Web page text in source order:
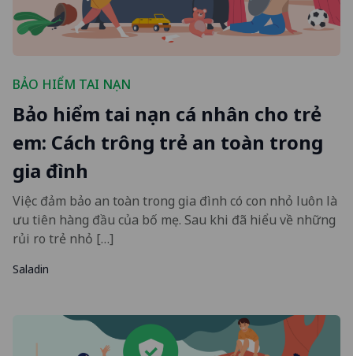
BẢO HIỂM TAI NẠN
Bảo hiểm tai nạn cá nhân cho trẻ
em: Cách trông trẻ an toàn trong
gia đình
Việc đảm bảo an toàn trong gia đình có con nhỏ luôn là
ưu tiên hàng đầu của bố mẹ. Sau khi đã hiểu về những
rủi ro trẻ nhỏ […]
Saladin